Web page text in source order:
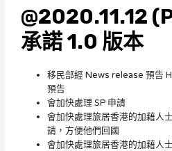
@2020.11.12
承諾 1.0 版本
移民部經 News release 預告
預告
會加快處理 SP 申請
會加快處理旅居香港的加藉人
請，方便他們回國
會加快處理旅居香港的加藉人